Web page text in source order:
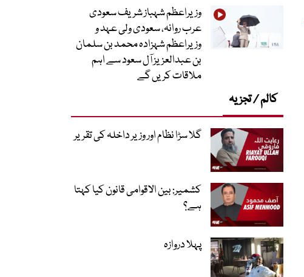
وزیراعظم شہباز شریف سعودی
عرب روانہ، سعودی ولی عہد و
وزیراعظم شہزادہ محمد بن سلمان
بن عبدالعزیز آل سعود سے اہم
ملاقات کریں گے
کالم / تجزیہ
گلا سڑا نظام اور وزیر داخلہ کی تقریر
کشمیر: بین الاقوامی قانون کیا کہتا
ہے؟
پہلا دروازہ